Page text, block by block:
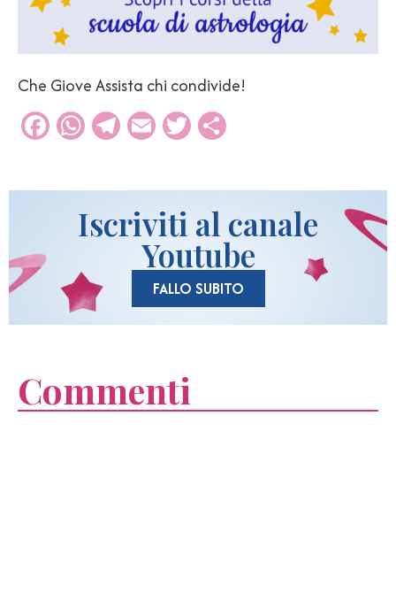
Che Giove Assista chi condivide!
Facebook
WhatsApp
Telegram
EmailTwitter
Iscriviti al canale
Youtube
FALLO SUBITO
Commenti